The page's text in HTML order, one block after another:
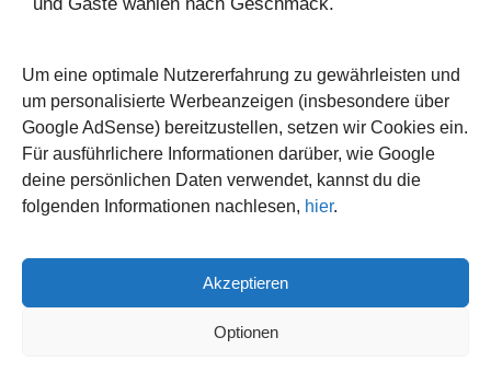
Um eine optimale Nutzererfahrung zu gewährleisten und
um personalisierte Werbeanzeigen (insbesondere über
Google AdSense) bereitzustellen, setzen wir Cookies ein.
Für ausführlichere Informationen darüber, wie Google
deine persönlichen Daten verwendet, kannst du die
folgenden Informationen nachlesen, hier.
Akzeptieren
Optionen
und Gäste wählen nach Geschmack.
Faser in dünne Scheiben. Legen Sie die Scheiben
fächerförmig auf den warmen Teller. Platzieren Sie
Ofenkartoffeln und Gemüse dezent daneben, damit
das Auge zuerst das Fleisch wahrnimmt.
bewahren die Kerntemperatur des Steaks länger.
Nutzen Sie die Restwärme des Backofens oder
eine wärmeplatte, um Teller vor dem Servieren zu